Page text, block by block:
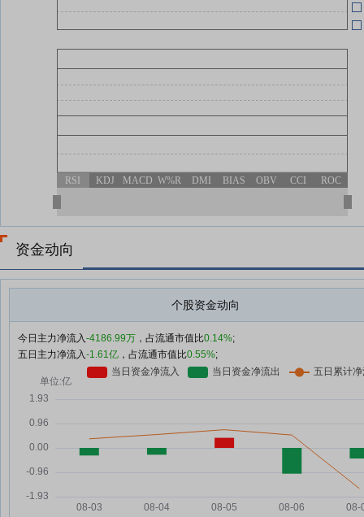
RSI KDJ MACD W%R DMI BIAS OBV CCI ROC
资金动向
个股资金动向
今日主力净流入-4186.99万 ，占流通市值比0.14%;
五日主力净流入-1.61亿 ，占流通市值比0.55%;